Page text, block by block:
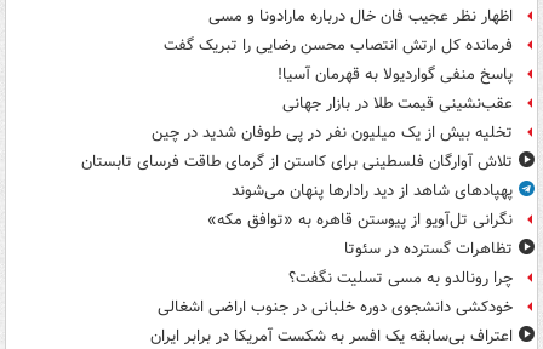
اظهار نظر عجیب فان خال درباره مارادونا و مسی
فرمانده کل ارتش انتصاب محسن رضایی را تبریک گفت
پاسخ منفی گواردیولا به قهرمان آسیا!
عقب‌نشینی قیمت طلا در بازار جهانی
تخلیه بیش از یک میلیون نفر در پی طوفان شدید در چین
تلاش آوارگان فلسطینی برای کاستن از گرمای طاقت فرسای تابستان
پهپادهای شاهد از دید رادارها پنهان می‌شوند
نگرانی تل‌آویو از پیوستن قاهره به «توافق مکه»
تظاهرات گسترده در سئوتا
چرا رونالدو به مسی تسلیت نگفت؟
خودکشی دانشجوی دوره خلبانی در جنوب اراضی اشغالی
اعتراف بی‌سابقه یک افسر به شکست آمریکا در برابر ایران